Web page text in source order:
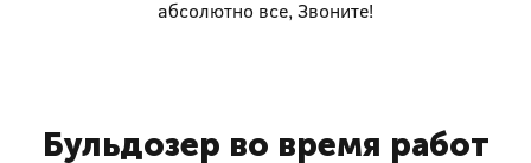
абсолютно все, Звоните!
Бульдозер во время работ